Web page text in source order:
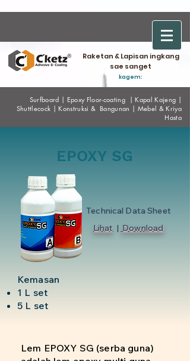
Raketan & Lapisan ingkang
sae sanget
kagem:
Surfboard | Epoxy Floor-coating |Kapal Kajeng |
Shuttlecock |Konstruksi & Bangunan | Mebel & Kriya
Hasta
EPOXY SG
Kemasan
1 L set
5 L set
Technical Data Sheet
Lihat | Download
Lem EPOXY SG (serba guna)